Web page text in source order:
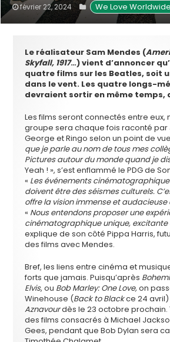
février 22, 2024 We Love
Le réalisateur Sam Mendes (
Skyfall, 1917…) vient d’annoncer
quatre films sur les Beatles, soit
dans le vent. Les quatre longs-
devraient sortir en même temps,
Les films seront connectés entre eux,
groupe sera chaque fois raconté par
George et Ringo selon un point de
que je parle au nom de tous mes
Pictures autour du monde quand je
Yeah ! », s’est enflammé le PDG de
« Les événements
doivent être des séismes culturels.
offre la vision immense et audacieuse
« Nous entendons proposer une
cinématographique unique, excitante
explique de son côté Pippa Harris,
des films avec Mendes.
Bref, les liens entre cinéma et
forts que jamais. Puisqu’après
Elvis, ou Bob Marley:One Love,on
Winehouse (Back to Blackce 24 avril)
Aznavourdès le 23 octobre prochain.
des films consacrés à Michael
Gees, pendant que Bob Dylan sera